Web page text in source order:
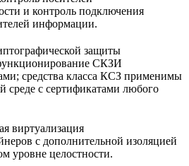
и контроль подключения
информации.
защиты
СКЗИ
средства класса КСЗ применимы
среде с сертификатами любого
виртуализация
с дополнительной изоляцией
уровне целостности.